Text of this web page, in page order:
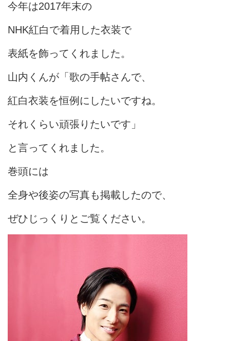
今年は2017年末の
NHK紅白で着用した衣装で
表紙を飾ってくれました。
山内くんが「歌の手帖さんで、
紅白衣装を恒例にしたいですね。
それくらい頑張りたいです」
と言ってくれました。
巻頭には
全身や後姿の写真も掲載したので、
ぜひじっくりとご覧ください。